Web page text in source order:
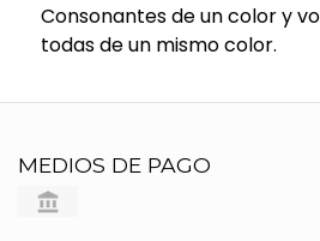
Consonantes de un color y
todas de un mismo color.
MEDIOS DE PAGO